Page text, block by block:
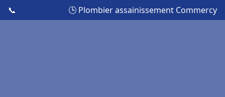
📞 🕒 Plombier assainissement Commercy